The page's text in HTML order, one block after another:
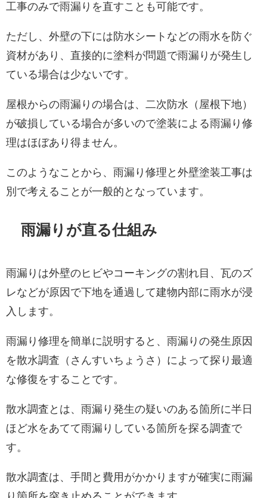
工事のみで雨漏りを直すことも可能です。
ただし、外壁の下には防水シートなどの雨水を防ぐ
資材があり、直接的に塗料が問題で雨漏りが発生し
ている場合は少ないです。
屋根からの雨漏りの場合は、二次防水（屋根下地）
が破損している場合が多いので塗装による雨漏り修
理はほぼあり得ません。
このようなことから、雨漏り修理と外壁塗装工事は
別で考えることが一般的となっています。
雨漏りが直る仕組み
雨漏りは外壁のヒビやコーキングの割れ目、瓦のズ
レなどが原因で下地を通過して建物内部に雨水が浸
入します。
雨漏り修理を簡単に説明すると、雨漏りの発生原因
を散水調査（さんすいちょうさ）によって探り最適
な修復をすることです。
散水調査とは、雨漏り発生の疑いのある箇所に半日
ほど水をあてて雨漏りしている箇所を探る調査で
す。
散水調査は、手間と費用がかかりますが確実に雨漏